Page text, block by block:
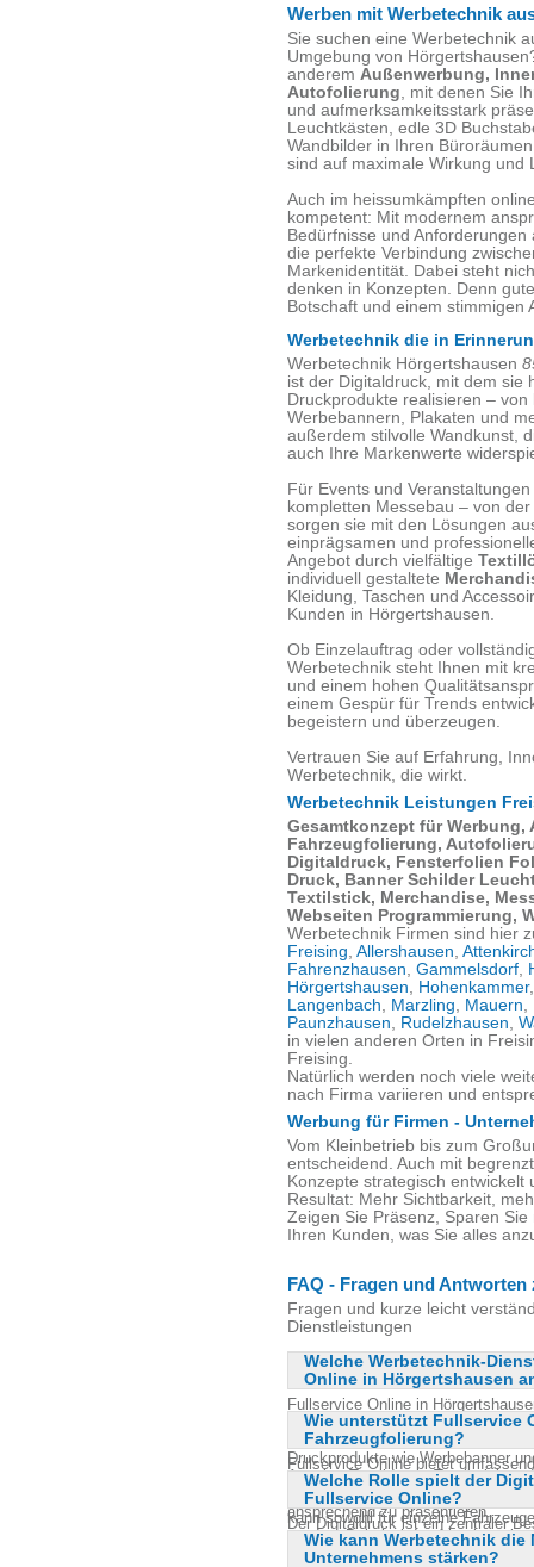
Werben mit Werbetechnik
Sie suchen eine Werbetechnik
Umgebung von
anderem Außenwerbung,
Autofolierung, mit denen Sie
und aufmerksamkeitsstark
Leuchtkästen, edle 3D
Wandbilder in Ihren
sind auf maximale Wirkung und
Auch im heissumkämpften
kompetent: Mit modernem
Bedürfnisse und
die perfekte Verbindung
Markenidentität. Dabei steht
denken in Konzepten. Denn
Botschaft und einem stimmigen
Werbetechnik die in
Werbetechnik Hörgertshausen
ist der Digitaldruck, mit dem sie
Druckprodukte realisieren –
Werbebannern, Plakaten und
außerdem stilvolle Wandkunst,
auch Ihre Markenwerte
Für Events und
kompletten Messebau – von
sorgen sie mit den Lösungen
einprägsamen und
Angebot durch vielfältige
individuell gestaltete
Kleidung, Taschen und
Kunden in Hörgertshausen.
Ob Einzelauftrag oder
Werbetechnik steht Ihnen mit
und einem hohen
einem Gespür für Trends
begeistern und überzeugen.
Vertrauen Sie auf Erfahrung,
Werbetechnik, die wirkt.
Werbetechnik Leistungen
Gesamtkonzept für
Fahrzeugfolierung,
Digitaldruck, Fensterfolien
Druck, Banner Schilder
Textilstick, Merchandise,
Webseiten Programmierung,
Werbetechnik Firmen sind hier
Freising, Allershausen,
Fahrenzhausen, Gammelsdorf,
Hörgertshausen, Hohenkammer
Langenbach, Marzling, Mauern,
Paunzhausen, Rudelzhausen,
in vielen anderen Orten in
Freising.
Natürlich werden noch viele
nach Firma variieren und
Werbung für Firmen -
Vom Kleinbetrieb bis zum
entscheidend. Auch mit
Konzepte strategisch
Resultat: Mehr Sichtbarkeit,
Zeigen Sie Präsenz, Sparen
Ihren Kunden, was Sie alles
FAQ - Fragen und
Fragen und kurze leicht
Dienstleistungen
Welche Werbetechnik-
Online in Hörgertshausen
Fullservice Online in
Dienstleistungen an. Dazu
Fahrzeugfolierung und
Druckprodukte wie Werbebanner
Angebot Textildruck, Textilstick
Ihr Ziel ist es, Unternehmen
ansprechend zu präsentieren.
Wie unterstützt Fullservice
Fahrzeugfolierung?
Fullservice Online bietet
Fahrzeugfolierung an. Sie helfen
Designs zu versehen, die die
kann sowohl für einzelne
werden. Dabei wird auf
geachtet, um eine lange
Welche Rolle spielt der
Fullservice Online?
Der Digitaldruck ist ein zentraler
von Fullservice Online. Er
individueller Druckprodukte, die
Wie kann Werbetechnik
Unternehmens stärken?